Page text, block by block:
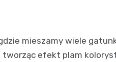
mieszamy wiele
efekt plam